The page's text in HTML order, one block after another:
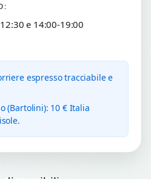
e 14:00-19:00
espresso tracciabile e
(Bartolini): 10 € Italia